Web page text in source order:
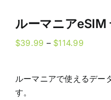
ルーマニアeSIM
$39.99 – $114.99Price
ルーマニアで使えるデー
す。